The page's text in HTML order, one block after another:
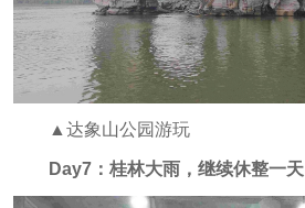
▲达象山公园游玩
Day7：桂林大雨，继续休整一天